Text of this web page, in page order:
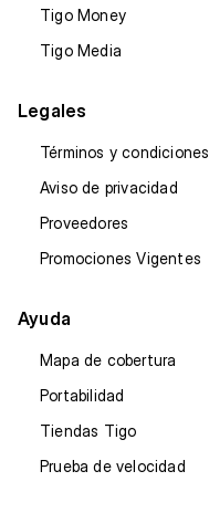
Tigo Money
Tigo Media
Legales
Términos y condiciones
Aviso de privacidad
Proveedores
Promociones Vigentes
Ayuda
Mapa de cobertura
Portabilidad
Tiendas Tigo
Prueba de velocidad